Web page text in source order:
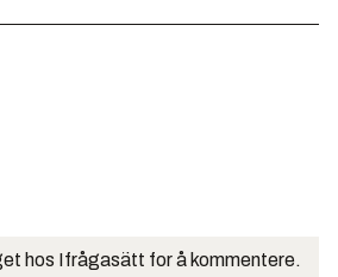
hos Ifrågasätt for å kommentere.